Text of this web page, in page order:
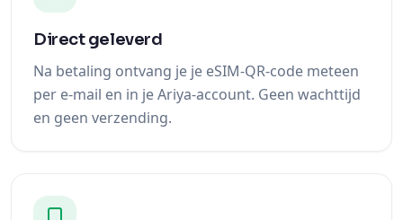
Direct geleverd
Na betaling ontvang je je eSIM-QR-code meteen
per e-mail en in je Ariya-account. Geen wachttijd
en geen verzending.